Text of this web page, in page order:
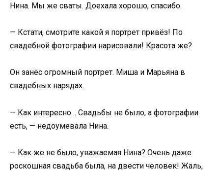
Нина. Мы же сваты. Доехала хорошо, спасибо.
— Кстати, смотрите какой я портрет привёз! По
свадебной фотографии нарисовали! Красота же?
Он занёс огромный портрет. Миша и Марьяна в
свадебных нарядах.
— Как интересно… Свадьбы не было, а фотографии
есть, — недоумевала Нина.
— Как же не было, уважаемая Нина? Очень даже
роскошная свадьба была, на двести человек! Жаль,